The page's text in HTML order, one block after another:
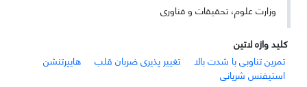
وزارت علوم، تحقیقات و فناوری
کلید واژه لاتین
تمرین تناوبی با شدت بالا
تغییر پذیری ضربان قلب
هایپرتنشن
استیفنس شریانی